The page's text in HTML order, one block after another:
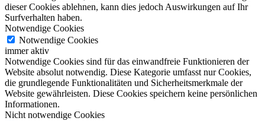
dieser Cookies ablehnen, kann dies jedoch Auswirkungen auf Ihr
Surfverhalten haben.
Notwendige Cookies
Notwendige Cookies
immer aktiv
Notwendige Cookies sind für das einwandfreie Funktionieren der
Website absolut notwendig. Diese Kategorie umfasst nur Cookies,
die grundlegende Funktionalitäten und Sicherheitsmerkmale der
Website gewährleisten. Diese Cookies speichern keine persönlichen
Informationen.
Nicht notwendige Cookies